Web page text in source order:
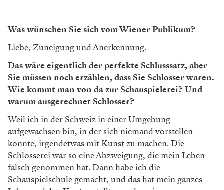
Was wünschen Sie sich vom Wiener Publikum?
Liebe, Zuneigung und Anerkennung.
Das wäre eigentlich der perfekte Schlusssatz, aber
Sie müssen noch erzählen, dass Sie Schlosser waren.
Wie kommt man von da zur Schauspielerei? Und
warum ausgerechnet Schlosser?
Weil ich in der Schweiz in einer Umgebung
aufgewachsen bin, in der sich niemand vorstellen
konnte, irgendetwas mit Kunst zu machen. Die
Schlosserei war so eine Abzweigung, die mein Leben
falsch genommen hat. Dann habe ich die
Schauspielschule gemacht, und das hat mein ganzes